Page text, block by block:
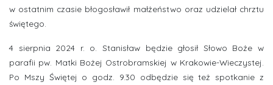
w ostatnim czasie błogosławił małżeństwo oraz udzielał chrztu
świętego.
4 sierpnia 2024 r. o. Stanisław będzie głosił Słowo Boże w
parafii pw. Matki Bożej Ostrobramskiej w Krakowie-Wieczystej.
Po Mszy Świętej o godz. 9.30 odbędzie się też spotkanie z